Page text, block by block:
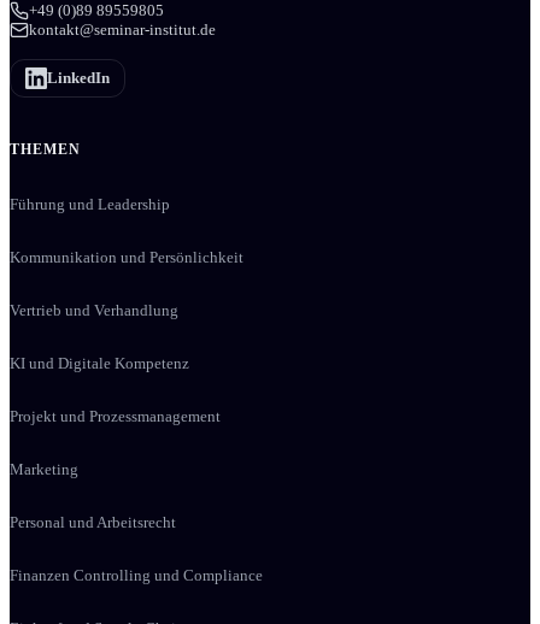
+49 (0)89 89559805
kontakt@seminar-institut.de
LinkedIn
THEMEN
Führung und Leadership
Kommunikation und Persönlichkeit
Vertrieb und Verhandlung
KI und Digitale Kompetenz
Projekt und Prozessmanagement
Marketing
Personal und Arbeitsrecht
Finanzen Controlling und Compliance